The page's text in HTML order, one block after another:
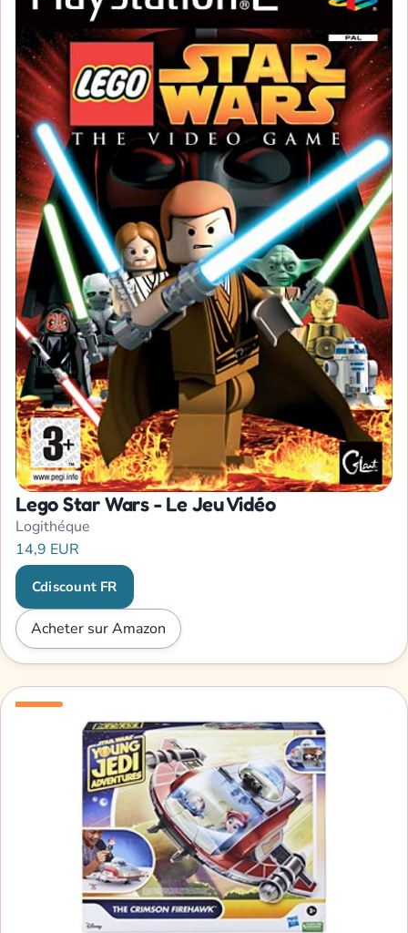
Lego Star Wars - Le Jeu Vidéo
Logithéque
14,9 EUR
Cdiscount FR
Acheter sur Amazon